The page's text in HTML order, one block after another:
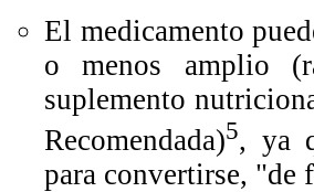
El medicamento
o menos amplio
suplemento
Recomendada)5, ya
para convertirse, "de